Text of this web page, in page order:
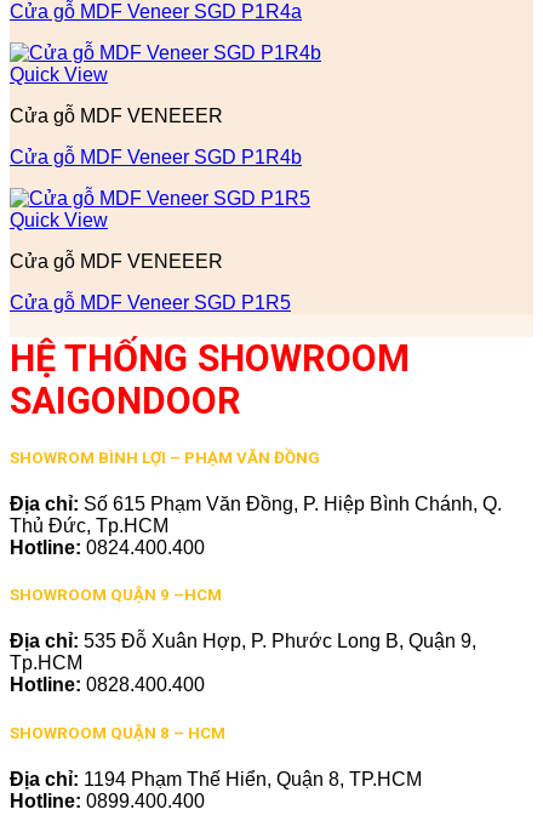
Cửa gỗ MDF Veneer SGD P1R4a
Quick View
Cửa gỗ MDF VENEEER
Cửa gỗ MDF Veneer SGD P1R4b
Quick View
Cửa gỗ MDF VENEEER
Cửa gỗ MDF Veneer SGD P1R5
HỆ THỐNG SHOWROOM
SAIGONDOOR
SHOWROM BÌNH LỢI – PHẠM VĂN ĐỒNG
Địa chỉ: Số 615 Phạm Văn Đồng, P. Hiệp Bình Chánh, Q.
Thủ Đức, Tp.HCM
Hotline: 0824.400.400
SHOWROOM QUẬN 9 –HCM
Địa chỉ: 535 Đỗ Xuân Hợp, P. Phước Long B, Quận 9,
Tp.HCM
Hotline: 0828.400.400
SHOWROOM QUẬN 8 – HCM
Địa chỉ: 1194 Phạm Thế Hiển, Quận 8, TP.HCM
Hotline: 0899.400.400